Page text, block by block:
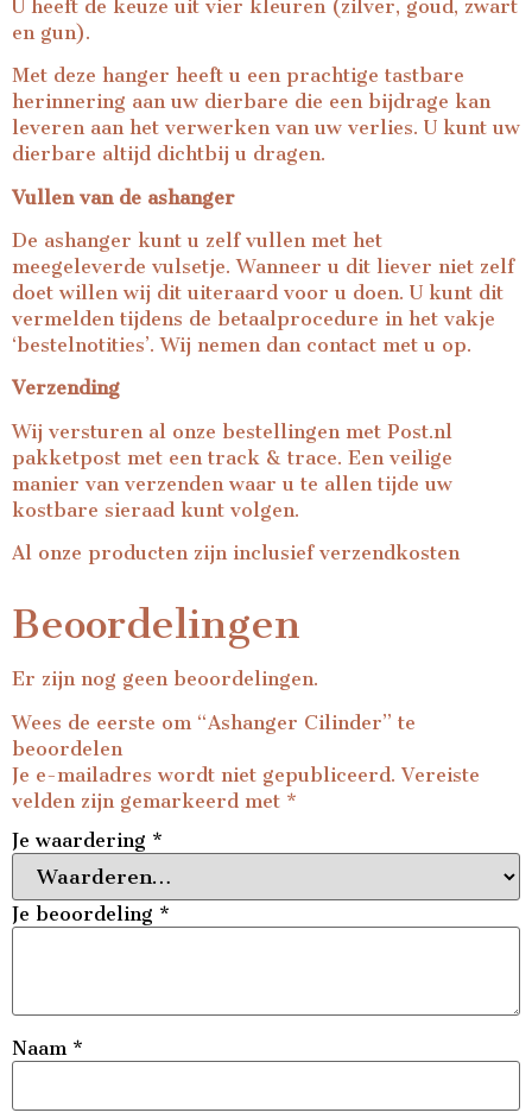
U heeft de keuze uit vier kleuren (zilver, goud, zwart
en gun).
Met deze hanger heeft u een prachtige tastbare
herinnering aan uw dierbare die een bijdrage kan
leveren aan het verwerken van uw verlies. U kunt uw
dierbare altijd dichtbij u dragen.
Vullen van de ashanger
De ashanger kunt u zelf vullen met het
meegeleverde vulsetje. Wanneer u dit liever niet zelf
doet willen wij dit uiteraard voor u doen. U kunt dit
vermelden tijdens de betaalprocedure in het vakje
‘bestelnotities’. Wij nemen dan contact met u op.
Verzending
Wij versturen al onze bestellingen met Post.nl
pakketpost met een track & trace. Een veilige
manier van verzenden waar u te allen tijde uw
kostbare sieraad kunt volgen.
Al onze producten zijn inclusief verzendkosten
Beoordelingen
Er zijn nog geen beoordelingen.
Wees de eerste om “Ashanger Cilinder” te
beoordelen
Je e-mailadres wordt niet gepubliceerd. Vereiste
velden zijn gemarkeerd met *
Je waardering *
Je beoordeling *
Naam *